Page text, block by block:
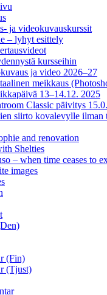
ja videokuvauskurssit
– lyhyt esittely
kursseihin
ja video 2026–27
meikkaus
13–14.12. 2025
Classic päivitys
siirto kovalevylle ilman
and renovation
Shelties
– when time ceases to
images
(Fin)
(Tjust)